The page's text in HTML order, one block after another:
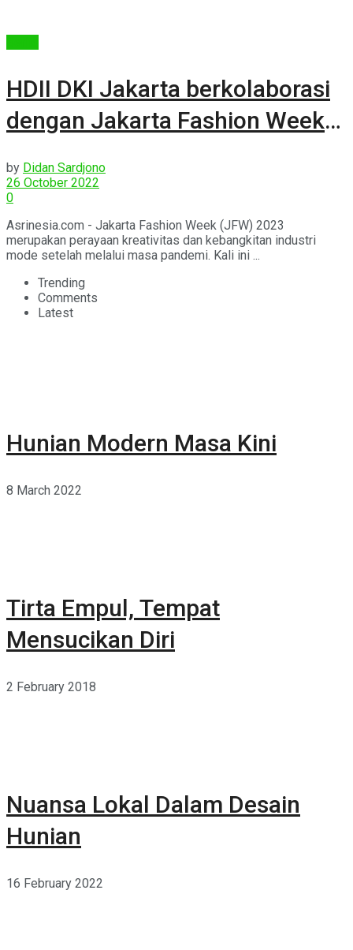
HDII DKI Jakarta berkolaborasi
dengan Jakarta Fashion Week
by Didan Sardjono
26 October 2022
0
Asrinesia.com - Jakarta Fashion Week (JFW) 2023
merupakan perayaan kreativitas dan kebangkitan industri
mode setelah melalui masa pandemi. Kali ini ...
Trending
Comments
Latest
Hunian Modern Masa Kini
8 March 2022
Tirta Empul, Tempat
Mensucikan Diri
2 February 2018
Nuansa Lokal Dalam Desain
Hunian
16 February 2022